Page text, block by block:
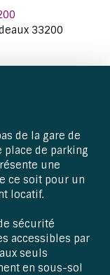
33200
de la gare de
place de parking
une
ce soit pour un
locatif.
sécurité
accessibles par
seuls
en sous-sol